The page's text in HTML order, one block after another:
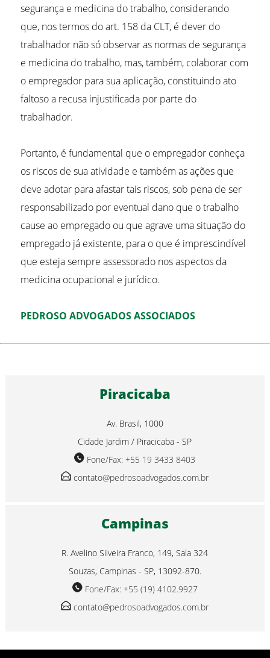
segurança e medicina do trabalho, considerando
que, nos termos do art. 158 da CLT, é dever do
trabalhador não só observar as normas de segurança
e medicina do trabalho, mas, também, colaborar com
o empregador para sua aplicação, constituindo ato
faltoso a recusa injustificada por parte do
trabalhador.
Portanto, é fundamental que o empregador conheça
os riscos de sua atividade e também as ações que
deve adotar para afastar tais riscos, sob pena de ser
responsabilizado por eventual dano que o trabalho
cause ao empregado ou que agrave uma situação do
empregado já existente, para o que é imprescindível
que esteja sempre assessorado nos aspectos da
medicina ocupacional e jurídico.
PEDROSO ADVOGADOS ASSOCIADOS
Piracicaba
Av. Brasil, 1000
Cidade Jardim / Piracicaba - SP
Fone/Fax: +55 19 3433 8403
contato@pedrosoadvogados.com.br
Campinas
R. Avelino Silveira Franco, 149, Sala 324
Souzas, Campinas - SP, 13092-870.
Fone/Fax: +55 (19) 4102.9927
contato@pedrosoadvogados.com.br